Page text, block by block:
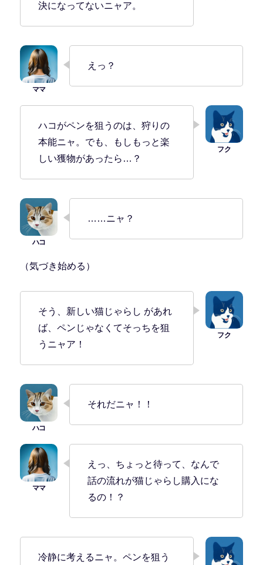
決になってないニャア。
えっ？
ハコがペンを狙うのは、狩りの
本能ニャ。でも、もしもっと楽
しい獲物があったら…？
……ニャ？
（気づき始める）
そう、新しい猫じゃらし があれ
ば、ペンじゃなくてそっちを狙
うニャア！
それだニャ！！
えっ、ちょっと待って、なんで
話の流れが猫じゃらし購入にな
るの！？
冷静に考えるニャ。ペンを狙う